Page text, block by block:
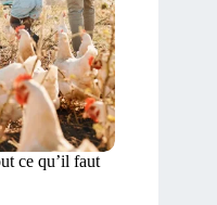
ce qu’il faut